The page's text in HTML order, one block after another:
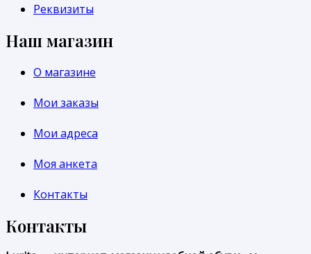
Реквизиты
Наш магазин
О магазине
Мои заказы
Мои адреса
Моя анкета
Контакты
Контакты